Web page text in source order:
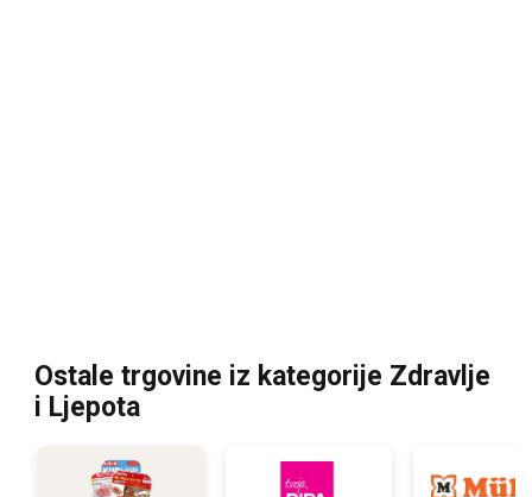
Ostale trgovine iz kategorije Zdravlje
i Ljepota